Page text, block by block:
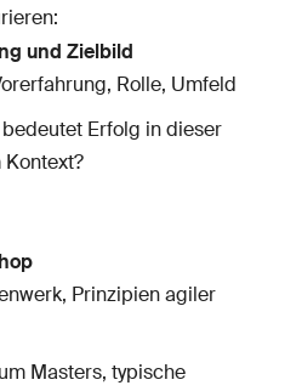
und Zielbild
Rolle, Umfeld
Erfolg in dieser
Kontext?
Prinzipien agiler
Masters, typische